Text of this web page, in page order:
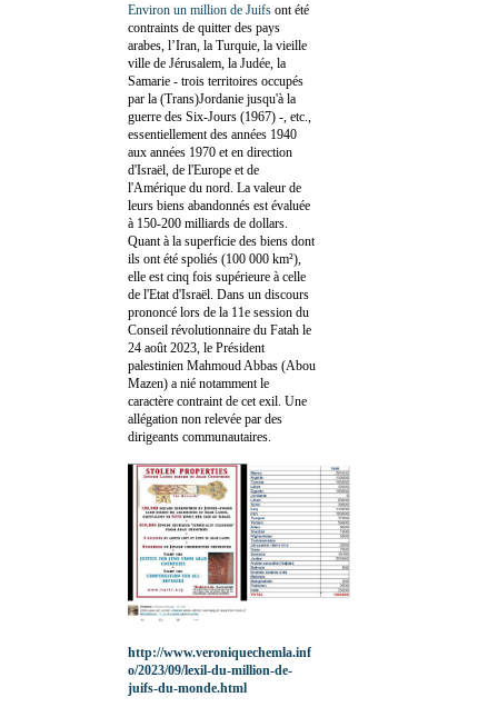
Environ un million de Juifs ont été
contraints de quitter des pays
arabes, l’Iran, la Turquie, la vieille
ville de Jérusalem, la Judée, la
Samarie - trois territoires occupés
par la (Trans)Jordanie jusqu'à la
guerre des Six-Jours (1967) -, etc.,
essentiellement des années 1940
aux années 1970 et en direction
d'Israël, de l'Europe et de
l'Amérique du nord. La valeur de
leurs biens abandonnés est évaluée
à 150-200 milliards de dollars.
Quant à la superficie des biens dont
ils ont été spoliés (100 000 km²),
elle est cinq fois supérieure à celle
de l'Etat d'Israël. Dans un discours
prononcé lors de la 11e session du
Conseil révolutionnaire du Fatah le
24 août 2023, le Président
palestinien Mahmoud Abbas (Abou
Mazen) a nié notamment le
caractère contraint de cet exil. Une
allégation non relevée par des
dirigeants communautaires.
http://www.veroniquechemla.inf
o/2023/09/lexil-du-million-de-
juifs-du-monde.html